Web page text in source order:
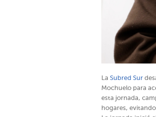
La Subred Sur
Mochuelo para
esta jornada,
hogares,